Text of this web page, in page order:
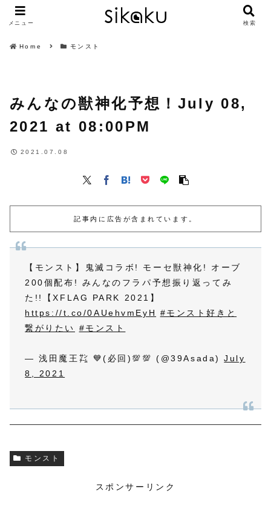
Home モンスト
みんなの獣神化予想！July 08,
2021 at 08:00PM
2021.07.08
記事内に広告が含まれています。
【モンスト】鬼滅コラボ! モーセ獣神化! オーブ
200個配布! みんなのフラパ予想振り返ってみ
た!!【XFLAG PARK 2021】
https://t.co/0AUehvmEyH
#モンスト好きと
繋がりたい
#モンスト
— 浅田魔王㌠ 💙(必回)💯💯 (@39Asada)July
8, 2021
モンスト
スポンサーリンク
メニュー 検索